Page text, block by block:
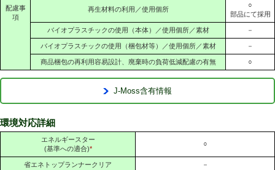
配慮事
項
再生材料の利用／使用個所
○
部品にて採用
バイオプラスチックの使用（本体）／使用個所／素材 －
バイオプラスチックの使用（梱包材等）／使用個所／素材 －
商品梱包の再利用容易設計、廃棄時の負荷低減配慮の有無 ○
J-Moss含有情報
環境対応詳細
エネルギースター
(基準への適合)*
○
省エネトップランナークリア －